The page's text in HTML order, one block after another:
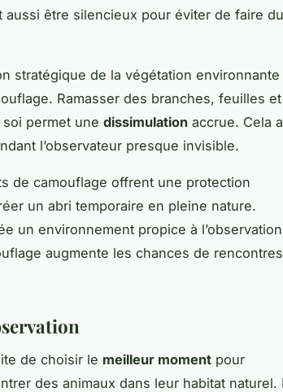
aussi être silencieux pour éviter de faire du
stratégique de la végétation environnante
Ramasser des branches, feuilles et
permet une dissimulation accrue. Cela
l’observateur presque invisible.
de camouflage offrent une protection
un abri temporaire en pleine nature.
un environnement propice à
augmente les chances de rencontres
de choisir le meilleur moment pour
des animaux dans leur habitat naturel.